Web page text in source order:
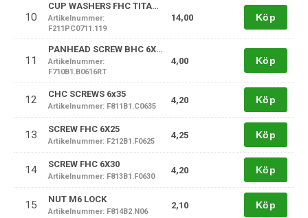
10
CUP WASHERS FHC TITANE 6mm
Artikelnummer:
F211PC0711.119
14,00 Köp
11
PANHEAD SCREW BHC 6X16 DIN 603
Artikelnummer:
F710B1.B0616RT
4,00 Köp
12 CHC SCREWS 6x35
Artikelnummer: F811B1.C0635
4,20 Köp
13 SCREW FHC 6X25
Artikelnummer: F212B1.F0625
4,25 Köp
14 SCREW FHC 6X30
Artikelnummer: F813B1.F0630
4,20 Köp
15 NUT M6 LOCK
Artikelnummer: F814B2.N06
2,10 Köp